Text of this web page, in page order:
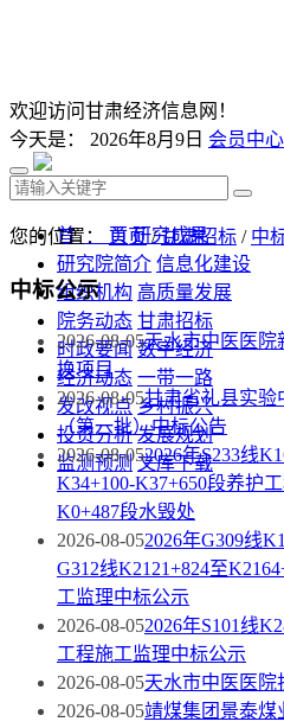
欢迎访问甘肃经济信息网！
今天是： 2026年8月9日 会员中心
首 页 研究成果
研究院简介 信息化建设
组织机构 高质量发展
院务动态 甘肃招标
时政要闻 数字经济
经济动态 一带一路
发改视点 乡村振兴
投资分析 发展规划
监测预测 文库下载
您的位置： 首页/甘肃招标 / 中
中标公示
2026-08-05天水市中医医院
换项目
2026-08-05甘肃省礼县实验
（第一批）中标公告
2026-08-052026年S233线
K34+100-K37+650段养护
K0+487段水毁处
2026-08-052026年G309线
G312线K2121+824至
工监理中标公示
2026-08-052026年S101线
工程施工监理中标公示
2026-08-05天水市中医医院
2026-08-05靖煤集团景泰煤